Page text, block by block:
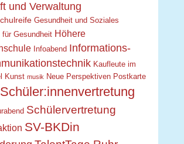
und Verwaltung
Gesundheit und Soziales
Gesundheit Höhere
Infoabend Informations-
Kaufleute im
Kunst musik Neue Perspektiven Postkarte
Schüler:innenvertretung
Schülervertretung
SV-BKDin